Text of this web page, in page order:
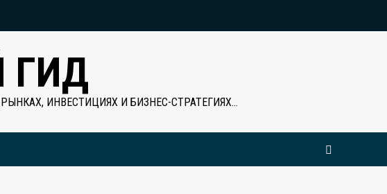
ГИД
ИНВЕСТИЦИЯХ И БИЗНЕС-СТРАТЕГИЯХ…